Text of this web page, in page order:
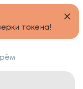
токена!